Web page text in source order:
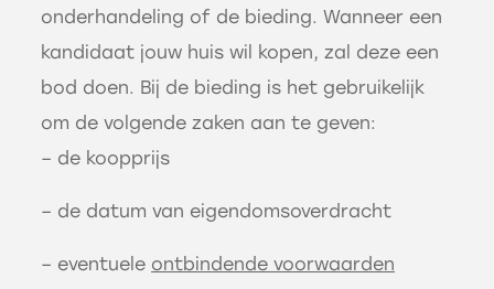
onderhandeling of de bieding. Wanneer een
kandidaat jouw huis wil kopen, zal deze een
bod doen. Bij de bieding is het gebruikelijk
om de volgende zaken aan te geven:
– de koopprijs
– de datum van eigendomsoverdracht
– eventuele ontbindende voorwaarden